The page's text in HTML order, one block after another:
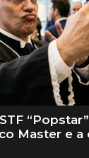
Master e a